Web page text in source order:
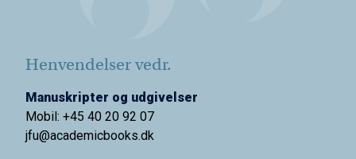
Henvendelser vedr.
Manuskripter og udgivelser
Mobil: +45 40 20 92 07
jfu@academicbooks.dk